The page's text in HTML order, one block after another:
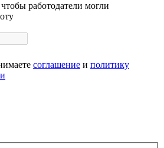
работодатели могли
соглашение и политику